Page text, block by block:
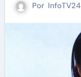
Por InfoTV24